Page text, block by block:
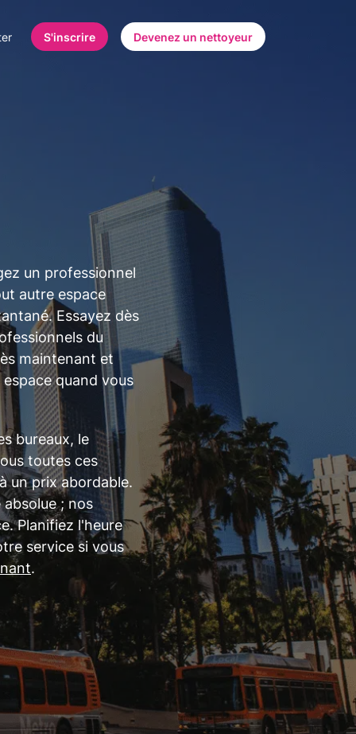
S'inscrire Devenez un nettoyeur
un professionnel
autre espace
Essayez dès
du
maintenant et
quand vous
bureaux, le
toutes ces
un prix abordable.
; nos
Planifiez l'heure
service si vous
.